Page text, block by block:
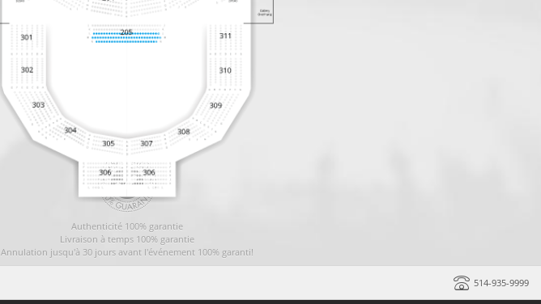
Authenticité 100% garantie
Livraison à temps 100% garantie
Annulation jusqu'à 30 jours avant l'événement 100% garanti!
514-935-9999